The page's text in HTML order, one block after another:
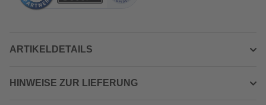
ARTIKELDETAILS
HINWEISE ZUR LIEFERUNG